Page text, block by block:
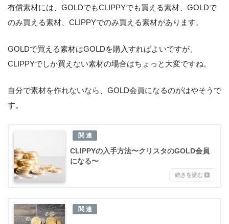
有償素材には、GOLDでもCLIPPYでも買える素材、GOLDで
のみ買える素材、CLIPPYでのみ買える素材があります。
GOLDで買える素材はGOLDを購入すればよいですが、
CLIPPYでしか買えない素材の場合はちょっと大変ですね。
自分で素材を作れないなら、GOLD会員になるのがはやそうで
す。
CLIPPYの入手方法〜クリスタのGOLD会員
になる〜